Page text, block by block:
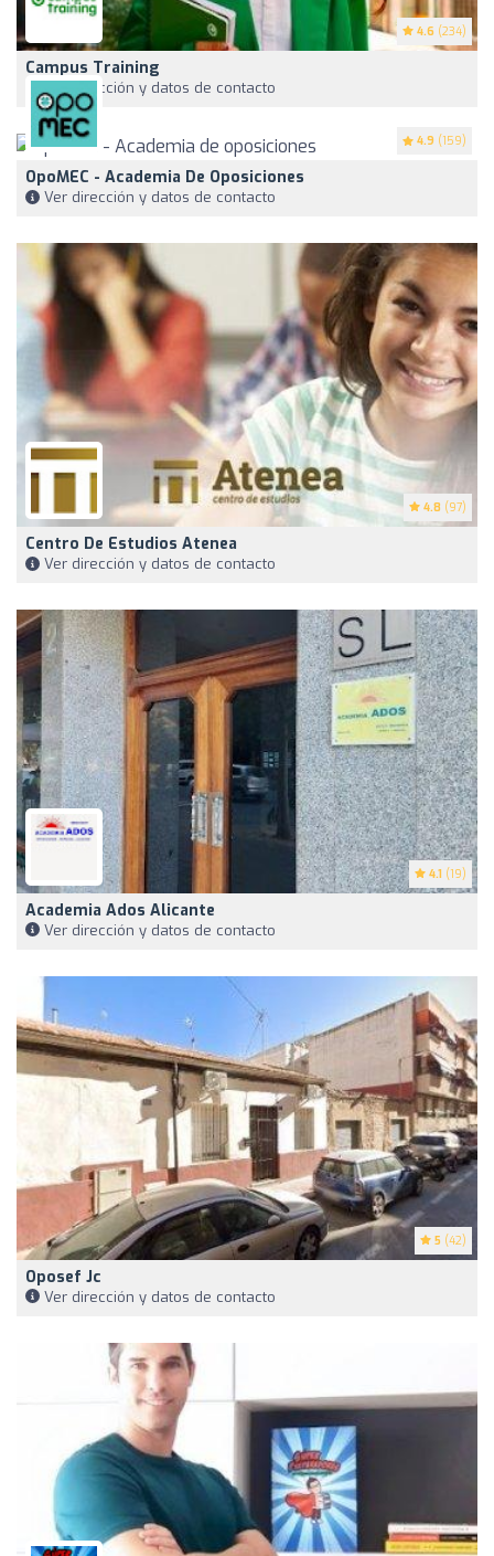
4.6 (234)
Campus Training
Ver dirección y datos de contacto
4.9 (159)
OpoMEC - Academia De Oposiciones
Ver dirección y datos de contacto
4.8 (97)
Centro De Estudios Atenea
Ver dirección y datos de contacto
4.1 (19)
Academia Ados Alicante
Ver dirección y datos de contacto
5 (42)
Oposef Jc
Ver dirección y datos de contacto